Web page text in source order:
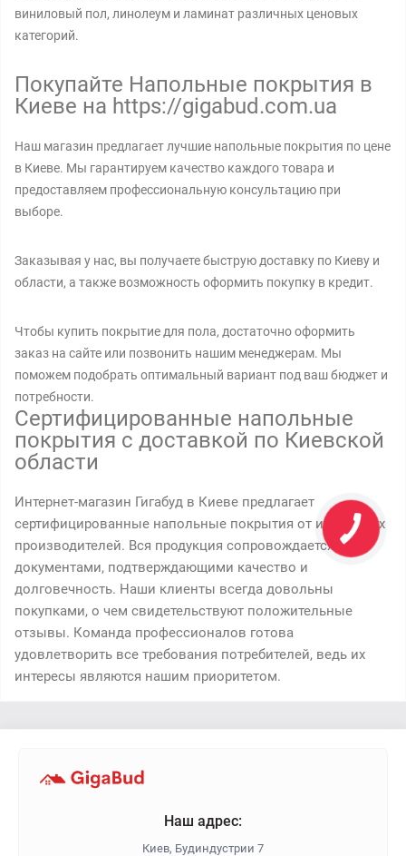
виниловый пол, линолеум и ламинат различных ценовых
категорий.
Покупайте Напольные покрытия в
Киеве на https://gigabud.com.ua
Наш магазин предлагает лучшие напольные покрытия по цене
в Киеве. Мы гарантируем качество каждого товара и
предоставляем профессиональную консультацию при
выборе.
Заказывая у нас, вы получаете быструю доставку по Киеву и
области, а также возможность оформить покупку в кредит.
Чтобы купить покрытие для пола, достаточно оформить
заказ на сайте или позвонить нашим менеджерам. Мы
поможем подобрать оптимальный вариант под ваш бюджет и
потребности.
Сертифицированные напольные
покрытия с доставкой по Киевской
области
Интернет-магазин Гигабуд в Киеве предлагает
сертифицированные напольные покрытия от известных
производителей. Вся продукция сопровождается
документами, подтверждающими качество и
долговечность. Наши клиенты всегда довольны
покупками, о чем свидетельствуют положительные
отзывы. Команда профессионалов готова
удовлетворить все требования потребителей, ведь их
интересы являются нашим приоритетом.
Наш адрес:
Киев, Будиндустрии 7